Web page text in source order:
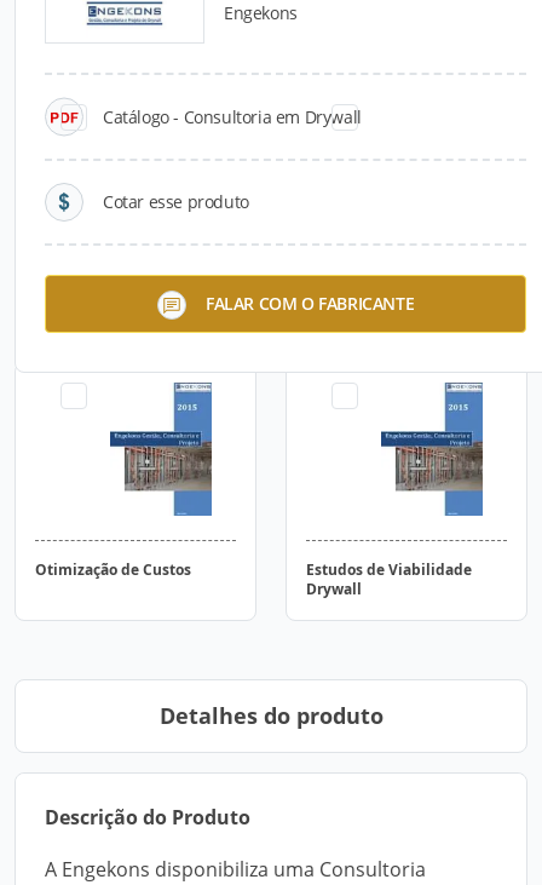
Engekons
Catálogo - Consultoria em Drywall
Cotar esse produto
FALAR COM O FABRICANTE
Catálogos para Download
Banheiro Pronto - Engekons
Otimização de Custos
Estudos de Viabilidade
Drywall
Detalhes do produto
Descrição do Produto
A Engekons disponibiliza uma Consultoria